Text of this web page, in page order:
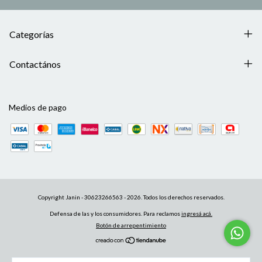
Categorías
Contactános
Medios de pago
Copyright Janin - 30623266563 - 2026. Todos los derechos reservados.
Defensa de las y los consumidores. Para reclamosingresá acá.
Botón de arrepentimiento